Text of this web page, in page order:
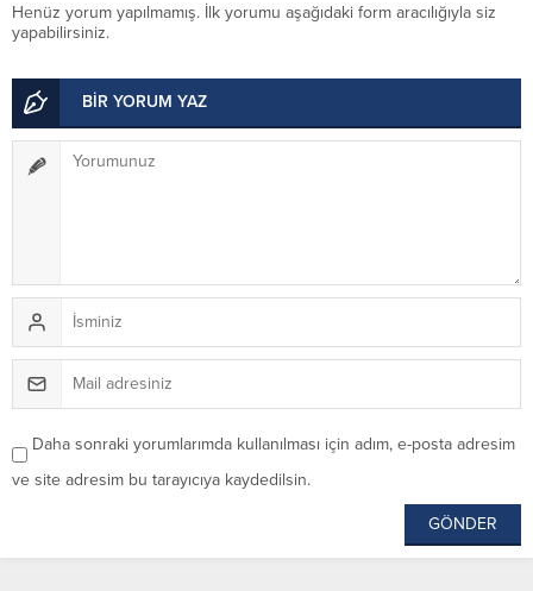
Henüz yorum yapılmamış. İlk yorumu aşağıdaki form aracılığıyla siz
yapabilirsiniz.
BİR YORUM YAZ
Daha sonraki yorumlarımda kullanılması için adım, e-posta adresim
ve site adresim bu tarayıcıya kaydedilsin.